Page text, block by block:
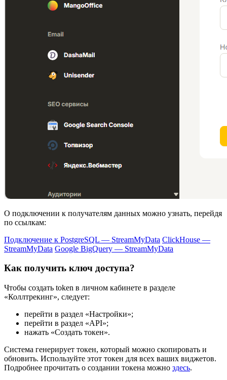
О подключении к получателям данных можно узнать, перейдя
по ссылкам:
Подключение к PostgreSQL — StreamMyData ClickHouse —
StreamMyData Google BigQuery — StreamMyData
Как получить ключ доступа?
Чтобы создать token в личном кабинете в разделе
«Коллтрекинг», следует:
перейти в раздел «Настройки»;
перейти в раздел «API»;
нажать «Создать токен».
Система генерирует токен, который можно скопировать и
обновить. Используйте этот токен для всех ваших виджетов.
Подробнее прочитать о создании токена можно здесь.